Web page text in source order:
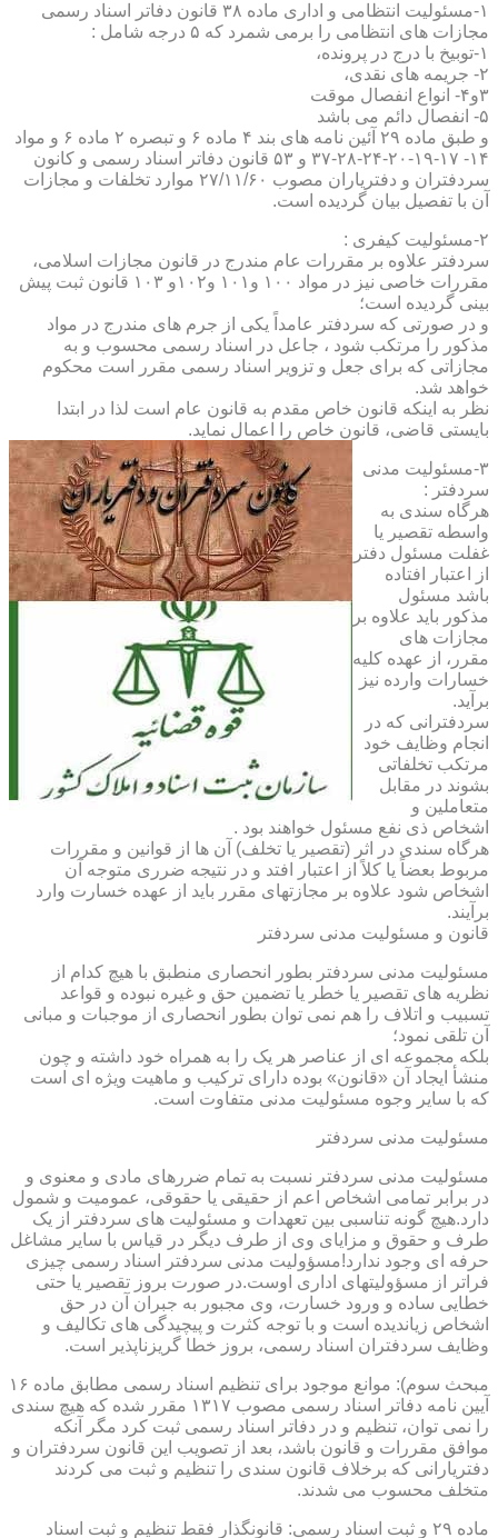
۱-مسئولیت انتظامی و اداری ماده ۳۸ قانون دفاتر اسناد رسمی
مجازات های انتظامی را برمی شمرد که ۵ درجه شامل :
۱-توبیخ با درج در پرونده،
۲- جریمه های نقدی،
۳و۴- انواع انفصال موقت
۵- انفصال دائم می باشد
و طبق ماده ۲۹ آئین نامه های بند ۴ ماده ۶ و تبصره ۲ ماده ۶ و مواد
۱۴- ۱۷-۱۹-۲۰-۲۴-۲۸-۳۷ و ۵۳ قانون دفاتر اسناد رسمی و کانون
سردفتران و دفتریاران مصوب ۲۷/۱۱/۶۰ موارد تخلفات و مجازات
آن با تفصیل بیان گردیده است.
۲-مسئولیت کیفری :
سردفتر علاوه بر مقررات عام مندرج در قانون مجازات اسلامی،
مقررات خاصی نیز در مواد ۱۰۰ و۱۰۱ و۱۰۲و ۱۰۳ قانون ثبت پیش
بینی گردیده است؛
و در صورتی که سردفتر عامداً یکی از جرم های مندرج در مواد
مذکور را مرتکب شود ، جاعل در اسناد رسمی محسوب و به
مجازاتی که برای جعل و تزویر اسناد رسمی مقرر است محکوم
خواهد شد.
نظر به اینکه قانون خاص مقدم به قانون عام است لذا در ابتدا
بایستی قاضی، قانون خاص را اعمال نماید.
۳-مسئولیت مدنی
سردفتر :
هرگاه سندی به
واسطه تقصیر یا
غفلت مسئول دفتر
از اعتبار افتاده
باشد مسئول
مذکور باید علاوه بر
مجازات های
مقرر، از عهده کلیه
خسارات وارده نیز
برآید.
سردفترانی که در
انجام وظایف خود
مرتکب تخلفاتی
بشوند در مقابل
متعاملین و
اشخاص ذی نفع مسئول خواهند بود .
هرگاه سندی در اثر (تقصیر یا تخلف) آن ها از قوانین و مقررات
مربوط بعضاً یا کلاً از اعتبار افتد و در نتیجه ضرری متوجه آن
اشخاص شود علاوه بر مجازتهای مقرر باید از عهده خسارت وارد
برآیند.
قانون و مسئولیت مدنی سردفتر
مسئولیت مدنی سردفتر بطور انحصاری منطبق با هیچ کدام از
نظریه های تقصیر یا خطر یا تضمین حق و غیره نبوده و قواعد
تسبیب و اتلاف را هم نمی توان بطور انحصاری از موجبات و مبانی
آن تلقی نمود؛
بلکه مجموعه ای از عناصر هر یک را به همراه خود داشته و چون
منشأ ایجاد آن «قانون» بوده دارای ترکیب و ماهیت ویژه ای است
که با سایر وجوه مسئولیت مدنی متفاوت است.
مسئولیت مدنی سردفتر
مسئولیت مدنی سردفتر نسبت به تمام ضررهای مادی و معنوی و
در برابر تمامی اشخاص اعم از حقیقی یا حقوقی، عمومیت و شمول
دارد.هیچ گونه تناسبی بین تعهدات و مسئولیت های سردفتر از یک
طرف و حقوق و مزایای وی از طرف دیگر در قیاس با سایر مشاغل
حرفه ای وجود ندارد!مسؤولیت مدنی سردفتر اسناد رسمی چیزی
فراتر از مسؤولیتهای اداری اوست.در صورت بروز تقصیر یا حتی
خطایی ساده و ورود خسارت، وی مجبور به جبران آن در حق
اشخاص زیاندیده است و با توجه کثرت و پیچیدگی های تکالیف و
وظایف سردفتران اسناد رسمی، بروز خطا گریزناپذیر است.
مبحث سوم): موانع موجود برای تنظیم اسناد رسمی مطابق ماده ۱۶
آیین نامه دفاتر اسناد رسمی مصوب ۱۳۱۷ مقرر شده که هیچ سندی
را نمی توان، تنظیم و در دفاتر اسناد رسمی ثبت کرد مگر آنکه
موافق مقررات و قانون باشد، بعد از تصویب این قانون سردفتران و
دفتریارانی که برخلاف قانون سندی را تنظیم و ثبت می کردند
متخلف محسوب می شدند.
ماده ۲۹ و ثبت اسناد رسمی: قانونگذار فقط تنظیم و ثبت اسناد